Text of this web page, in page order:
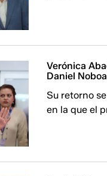
Verónica
Daniel
Su retorno
en la que el